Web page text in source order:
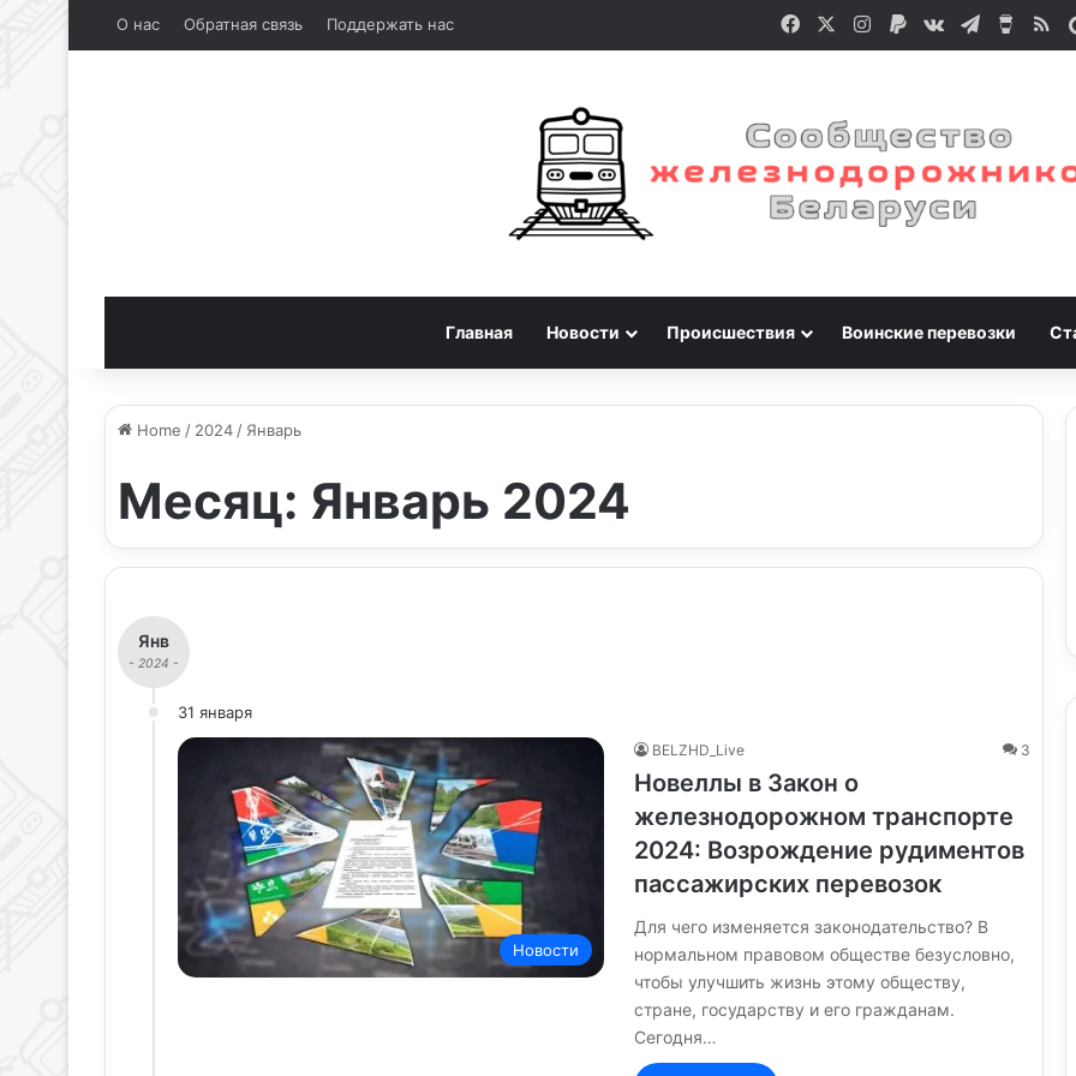
О нас Обратная связь Поддержать нас FacebookInstagram
Paypalvk.com
Telegram
Buy
Главная Новости Происшествия Воинские перевозки
Home / 2024 / Январь
Месяц: Январь 2024
Янв
- 2024 -
31 января
Новости
BELZHD_Live 3
Новеллы в Закон о
железнодорожном транспорте
2024: Возрождение рудиментов
пассажирских перевозок
Для чего изменяется законодательство? В
нормальном правовом обществе безусловно,
чтобы улучшить жизнь этому обществу,
стране, государству и его гражданам.
Сегодня…